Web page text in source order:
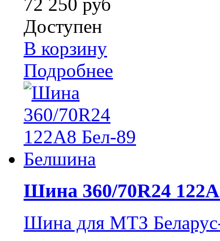
72 250 руб
Доступен
В корзину
Подробнее
Шина 360/70R24
Шина для МТЗ